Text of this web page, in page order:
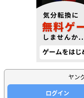
ヤン
ログイン